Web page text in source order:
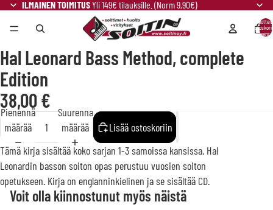
ILMAINEN TOIMITUSYli 149€ tilauksille. (Norm 9,90€)
Hal Leonard Bass Method, complete
Edition
38,00 €
Pienennä
määrää
Suurenna
määrää
Lisää ostoskoriin
Tämä kirja sisältää koko sarjan 1-3 samoissa kansissa. Hal
Leonardin basson soiton opas perustuu vuosien soiton
opetukseen. Kirja on englanninkielinen ja se sisältää CD.
Voit olla kiinnostunut myös näistä